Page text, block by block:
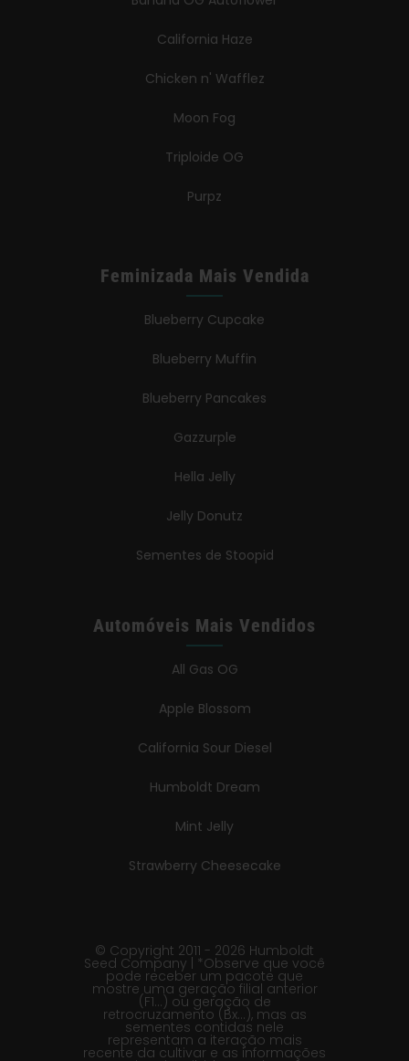
California Haze
Chicken n' Wafflez
Moon Fog
Triploide OG
Purpz
Feminizada Mais Vendida
Blueberry Cupcake
Blueberry Muffin
Blueberry Pancakes
Gazzurple
Hella Jelly
Jelly Donutz
Sementes de Stoopid
Automóveis Mais Vendidos
All Gas OG
Apple Blossom
California Sour Diesel
Humboldt Dream
Mint Jelly
Strawberry Cheesecake
© Copyright 2011 - 2026 Humboldt
Seed Company | *Observe que você
pode receber um pacote que
mostre uma geração filial anterior
(F1…) ou geração de
retrocruzamento (Bx…), mas as
sementes contidas nele
representam a iteração mais
recente da cultivar e as informações